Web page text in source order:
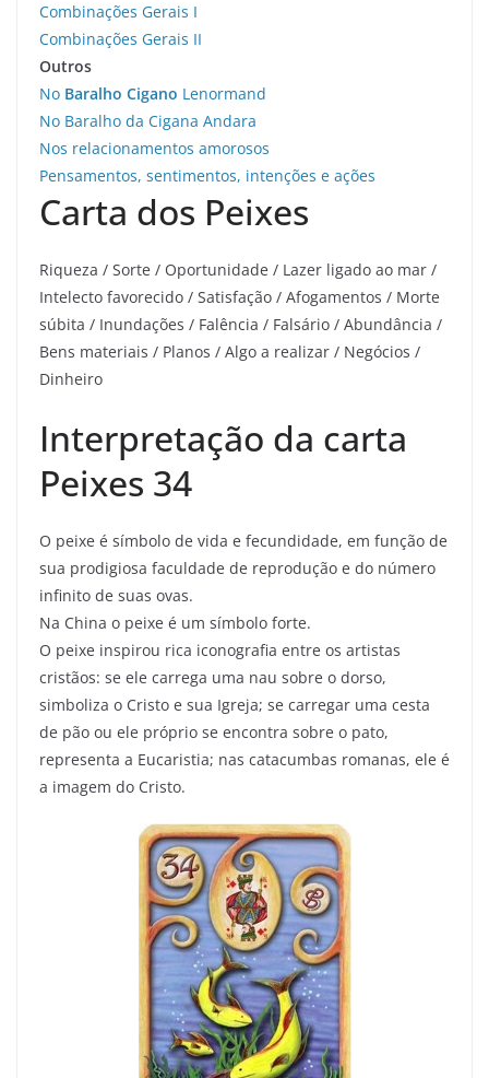
Combinações Gerais I
Combinações Gerais II
Outros
No Baralho Cigano Lenormand
No Baralho da Cigana Andara
Nos relacionamentos amorosos
Pensamentos, sentimentos, intenções e ações
Carta dos Peixes
Riqueza / Sorte / Oportunidade / Lazer ligado ao mar /
Intelecto favorecido / Satisfação / Afogamentos / Morte
súbita / Inundações / Falência / Falsário / Abundância /
Bens materiais / Planos / Algo a realizar / Negócios /
Dinheiro
Interpretação da carta
Peixes 34
O peixe é símbolo de vida e fecundidade, em função de
sua prodigiosa faculdade de reprodução e do número
infinito de suas ovas.
Na China o peixe é um símbolo forte.
O peixe inspirou rica iconografia entre os artistas
cristãos: se ele carrega uma nau sobre o dorso,
simboliza o Cristo e sua Igreja; se carregar uma cesta
de pão ou ele próprio se encontra sobre o pato,
representa a Eucaristia; nas catacumbas romanas, ele é
a imagem do Cristo.